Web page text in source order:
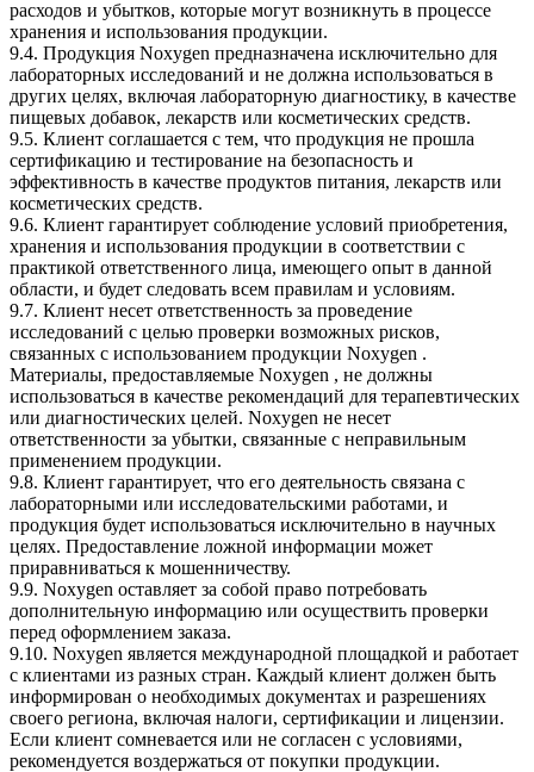
расходов и убытков, которые могут возникнуть в процессе
хранения и использования продукции.
9.4. Продукция Noxygen предназначена исключительно для
лабораторных исследований и не должна использоваться в
других целях, включая лабораторную диагностику, в качестве
пищевых добавок, лекарств или косметических средств.
9.5. Клиент соглашается с тем, что продукция не прошла
сертификацию и тестирование на безопасность и
эффективность в качестве продуктов питания, лекарств или
косметических средств.
9.6. Клиент гарантирует соблюдение условий приобретения,
хранения и использования продукции в соответствии с
практикой ответственного лица, имеющего опыт в данной
области, и будет следовать всем правилам и условиям.
9.7. Клиент несет ответственность за проведение
исследований с целью проверки возможных рисков,
связанных с использованием продукции Noxygen .
Материалы, предоставляемые Noxygen , не должны
использоваться в качестве рекомендаций для терапевтических
или диагностических целей. Noxygen не несет
ответственности за убытки, связанные с неправильным
применением продукции.
9.8. Клиент гарантирует, что его деятельность связана с
лабораторными или исследовательскими работами, и
продукция будет использоваться исключительно в научных
целях. Предоставление ложной информации может
приравниваться к мошенничеству.
9.9. Noxygen оставляет за собой право потребовать
дополнительную информацию или осуществить проверки
перед оформлением заказа.
9.10. Noxygen является международной площадкой и работает
с клиентами из разных стран. Каждый клиент должен быть
информирован о необходимых документах и разрешениях
своего региона, включая налоги, сертификации и лицензии.
Если клиент сомневается или не согласен с условиями,
рекомендуется воздержаться от покупки продукции.